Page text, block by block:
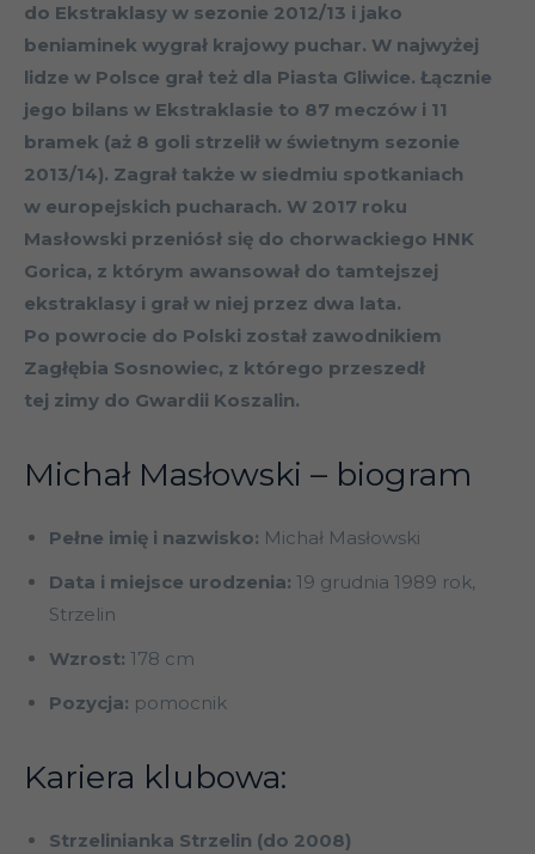
do Ekstraklasy w sezonie 2012/13 i jako
beniaminek wygrał krajowy puchar. W najwyżej
lidze w Polsce grał też dla Piasta Gliwice. Łącznie
jego bilans w Ekstraklasie to 87 meczów i 11
bramek (aż 8 goli strzelił w świetnym sezonie
2013/14). Zagrał także w siedmiu spotkaniach
w europejskich pucharach. W 2017 roku
Masłowski przeniósł się do chorwackiego HNK
Gorica, z którym awansował do tamtejszej
ekstraklasy i grał w niej przez dwa lata.
Po powrocie do Polski został zawodnikiem
Zagłębia Sosnowiec, z którego przeszedł
tej zimy do Gwardii Koszalin.
Michał Masłowski – biogram
Pełne imię i nazwisko: Michał Masłowski
Data i miejsce urodzenia: 19 grudnia 1989 rok,
Strzelin
Wzrost: 178 cm
Pozycja: pomocnik
Kariera klubowa:
Strzelinianka Strzelin (do 2008)